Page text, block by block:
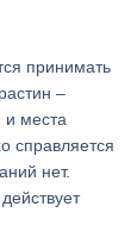
принимать
–
и места
справляется
нет.